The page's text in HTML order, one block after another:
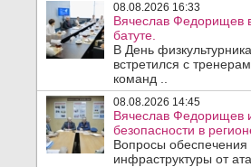
08.08.2026 16:33
Вячеслав Федорищев
батуте.
В День
встретился с
команд ..
08.08.2026 14:45
Вячеслав Федорищев
безопасности в
Вопросы обеспечения
инфраструктуры от